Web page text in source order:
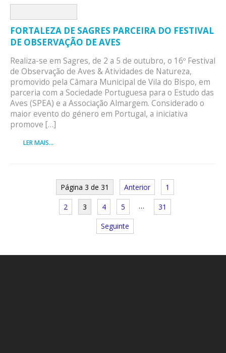
FORTALEZA DE SAGRES PARCEIRA DO FESTIVAL
DE OBSERVAÇÃO DE AVES
Realiza-se em Sagres, de 2 a 5 de outubro, o 16º Festival
de Observação de Aves & Atividades de Natureza,
promovido pela Câmara Municipal de Vila do Bispo, em
parceria com a Sociedade Portuguesa para o Estudo das
Aves (SPEA) e a Associação Almargem. Considerado o
maior evento do género em Portugal, a iniciativa
promove […]
LER MAIS...
Página 3 de 31 Anterior 1
2 3 4 5 … 31
Seguinte